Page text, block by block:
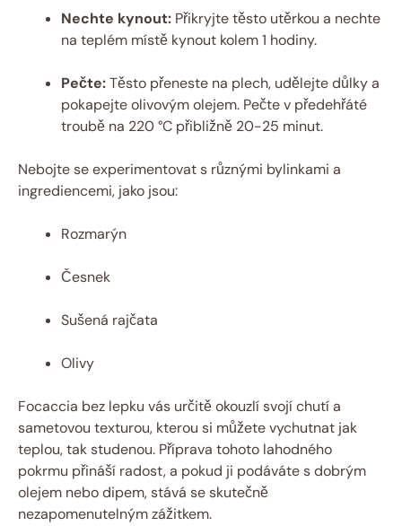
Nechte kynout: Přikryjte těsto utěrkou a nechte
na teplém místě kynout kolem 1 hodiny.
Pečte:Těsto přeneste na plech, udělejte důlky a
pokapejte olivovým olejem. Pečte v předehřáté
troubě na 220 °C přibližně 20-25 minut.
Nebojte se experimentovat s různými bylinkami a
ingrediencemi, jako jsou:
Rozmarýn
Česnek
Sušená rajčata
Olivy
Focaccia bez lepku vás určitě okouzlí svojí chutí a
sametovou texturou, kterou si můžete vychutnat jak
teplou, tak studenou. Příprava tohoto lahodného
pokrmu přináší radost, a pokud ji podáváte s dobrým
olejem nebo dipem, stává se skutečně
nezapomenutelným zážitkem.